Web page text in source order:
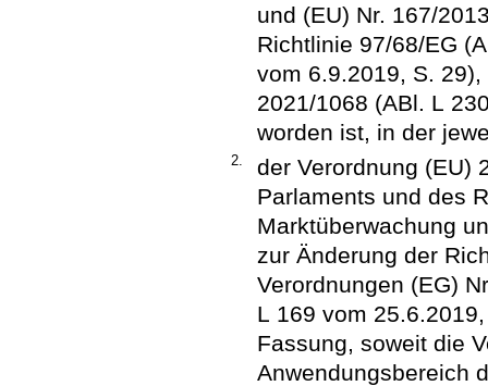
und (EU) Nr. 167/
Richtlinie 97/68/EG
vom 6.9.2019, S.
2021/1068 (ABl. L
worden ist, in der
2.
der Verordnung (EU)
Parlaments und des
Marktüberwachung
zur Änderung der
Verordnungen (EG)
L 169 vom
Fassung, soweit die
Anwendungsbereich